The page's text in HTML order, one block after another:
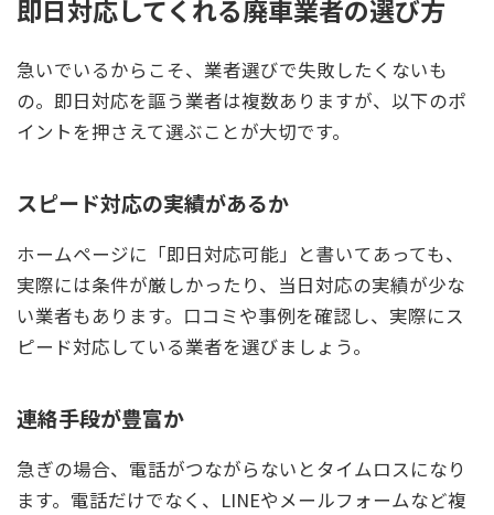
即日対応してくれる廃車業者の選び方
急いでいるからこそ、業者選びで失敗したくないも
の。即日対応を謳う業者は複数ありますが、以下のポ
イントを押さえて選ぶことが大切です。
スピード対応の実績があるか
ホームページに「即日対応可能」と書いてあっても、
実際には条件が厳しかったり、当日対応の実績が少な
い業者もあります。口コミや事例を確認し、実際にス
ピード対応している業者を選びましょう。
連絡手段が豊富か
急ぎの場合、電話がつながらないとタイムロスになり
ます。電話だけでなく、LINEやメールフォームなど複